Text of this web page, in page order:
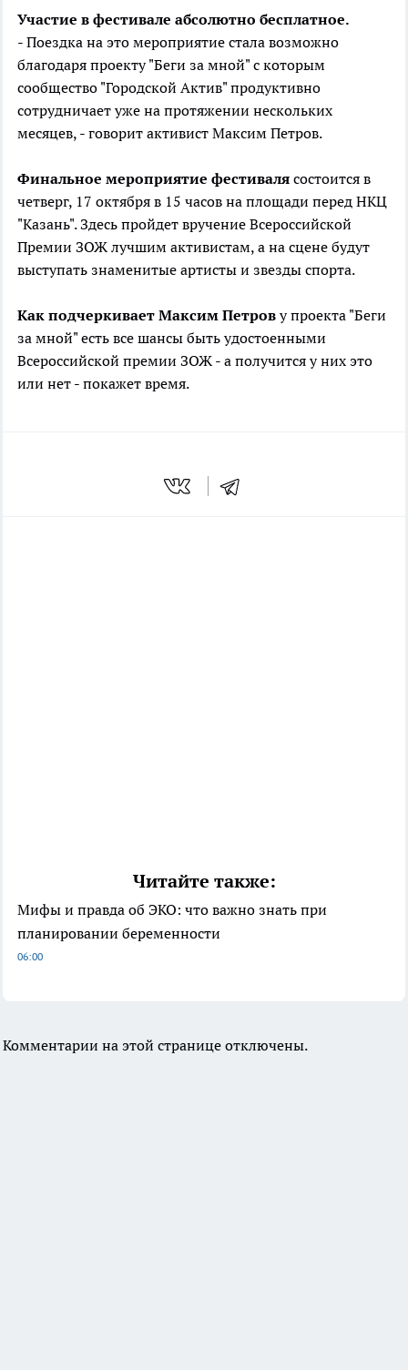
Участие в фестивале абсолютно бесплатное.
- Поездка на это мероприятие стала возможно
благодаря проекту "Беги за мной" с которым
сообщество "Городской Актив" продуктивно
сотрудничает уже на протяжении нескольких
месяцев, - говорит активист Максим Петров.
Финальное мероприятие фестиваля состоится в
четверг, 17 октября в 15 часов на площади перед НКЦ
"Казань". Здесь пройдет вручение Всероссийской
Премии ЗОЖ лучшим активистам, а на сцене будут
выступать знаменитые артисты и звезды спорта.
Как подчеркивает Максим Петров у проекта "Беги
за мной" есть все шансы быть удостоенными
Всероссийской премии ЗОЖ - а получится у них это
или нет - покажет время.
Читайте также:
Мифы и правда об ЭКО: что важно знать при
планировании беременности
06:00
Комментарии на этой странице отключены.